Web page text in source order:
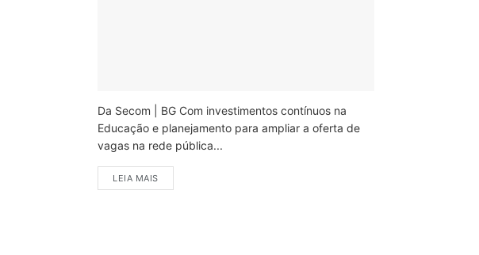
Da Secom | BG Com investimentos contínuos na
Educação e planejamento para ampliar a oferta de
vagas na rede pública...
LEIA MAIS